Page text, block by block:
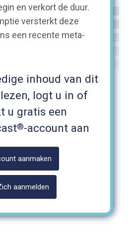
en verkort de duur.
versterkt deze
een recente meta-
inhoud van dit
logt u in of
u gratis een
®-account aan
aanmaken
aanmelden